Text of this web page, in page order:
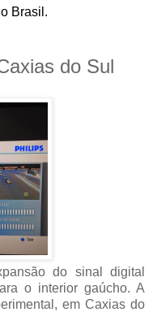
Brasil.
do Sul
do sinal digital
o interior gaúcho. A
em Caxias do